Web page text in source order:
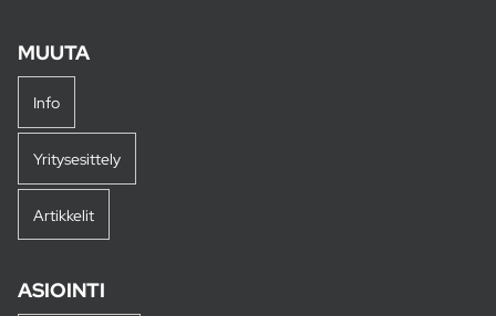
MUUTA
Info
Yritysesittely
Artikkelit
ASIOINTI